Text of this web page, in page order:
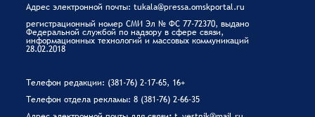
Адрес электронной почты: tukala@pressa.omskportal.ru
регистрационный номер СМИ Эл № ФС 77-72370, выдано
Федеральной службой по надзору в сфере связи,
информационных технологий и массовых коммуникаций
28.02.2018
Телефон редакции: (381-76) 2-17-65, 16+
Телефон отдела рекламы: 8 (381-76) 2-66-35